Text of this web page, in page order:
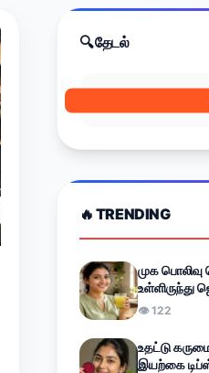
🔍 தேடல்
🔥 TRENDING
முக
உள்ளிருந்து
👁 122
உதட்டு
இயற்கை